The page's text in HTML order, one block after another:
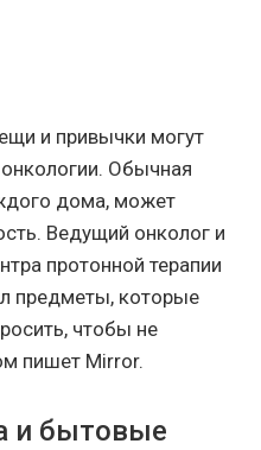
и привычки могут
Обычная
дома, может
Ведущий онколог и
протонной терапии
предметы, которые
чтобы не
пишет Mirror.
и бытовые